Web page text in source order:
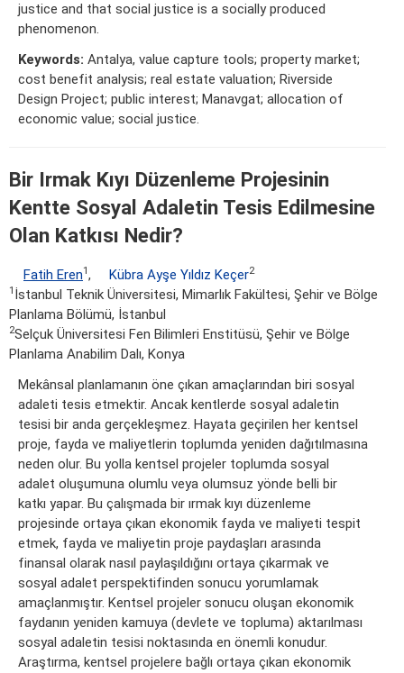
justice and that social justice is a socially produced
phenomenon.
Keywords: Antalya, value capture tools; property market;
cost benefit analysis; real estate valuation; Riverside
Design Project; public interest; Manavgat; allocation of
economic value; social justice.
Bir Irmak Kıyı Düzenleme Projesinin
Kentte Sosyal Adaletin Tesis Edilmesine
Olan Katkısı Nedir?
Fatih Eren1 , Kübra Ayşe Yıldız Keçer2
1 İstanbul Teknik Üniversitesi, Mimarlık Fakültesi, Şehir ve Bölge
Planlama Bölümü, İstanbul
2Selçuk Üniversitesi Fen Bilimleri Enstitüsü, Şehir ve Bölge
Planlama Anabilim Dalı, Konya
Mekânsal planlamanın öne çıkan amaçlarından biri sosyal
adaleti tesis etmektir. Ancak kentlerde sosyal adaletin
tesisi bir anda gerçekleşmez. Hayata geçirilen her kentsel
proje, fayda ve maliyetlerin toplumda yeniden dağıtılmasına
neden olur. Bu yolla kentsel projeler toplumda sosyal
adalet oluşumuna olumlu veya olumsuz yönde belli bir
katkı yapar. Bu çalışmada bir ırmak kıyı düzenleme
projesinde ortaya çıkan ekonomik fayda ve maliyeti tespit
etmek, fayda ve maliyetin proje paydaşları arasında
finansal olarak nasıl paylaşıldığını ortaya çıkarmak ve
sosyal adalet perspektifinden sonucu yorumlamak
amaçlanmıştır. Kentsel projeler sonucu oluşan ekonomik
faydanın yeniden kamuya (devlete ve topluma) aktarılması
sosyal adaletin tesisi noktasında en önemli konudur.
Araştırma, kentsel projelere bağlı ortaya çıkan ekonomik